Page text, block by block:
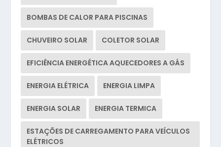
BOMBAS DE CALOR PARA PISCINAS
CHUVEIRO SOLAR COLETOR SOLAR
EFICIÊNCIA ENERGÉTICA AQUECEDORES A GÁS
ENERGIA ELÉTRICA ENERGIA LIMPA
ENERGIA SOLAR ENERGIA TERMICA
ESTAÇÕES DE CARREGAMENTO PARA VEÍCULOS
ELÉTRICOS